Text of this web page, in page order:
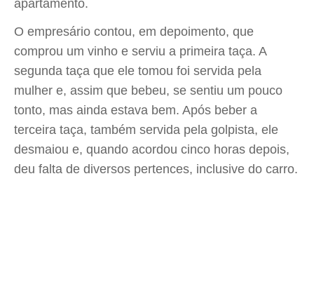
apartamento.
O empresário contou, em depoimento, que
comprou um vinho e serviu a primeira taça. A
segunda taça que ele tomou foi servida pela
mulher e, assim que bebeu, se sentiu um pouco
tonto, mas ainda estava bem. Após beber a
terceira taça, também servida pela golpista, ele
desmaiou e, quando acordou cinco horas depois,
deu falta de diversos pertences, inclusive do carro.